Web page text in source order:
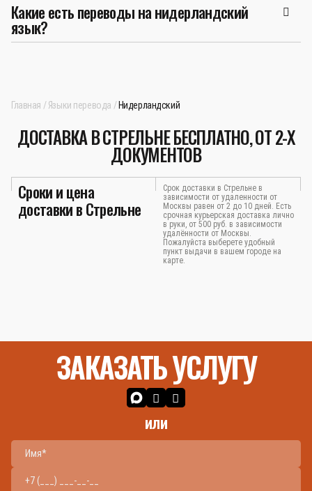
Какие есть переводы на нидерландский
язык?
Главная Языки перевода Нидерландский
ДОСТАВКА В СТРЕЛЬНЕ БЕСПЛАТНО, ОТ 2-Х
ДОКУМЕНТОВ
Сроки и цена
доставки в Стрельне
Срок доставки в Стрельне в
зависимости от удаленности от
Москвы равен от 2 до 10 дней. Есть
срочная курьерская доставка лично
в руки, от 500 руб. в зависимости
удалённости от Москвы.
Пожалуйста выберете удобный
пункт выдачи в вашем городе на
карте.
ЗАКАЗАТЬ УСЛУГУ
или